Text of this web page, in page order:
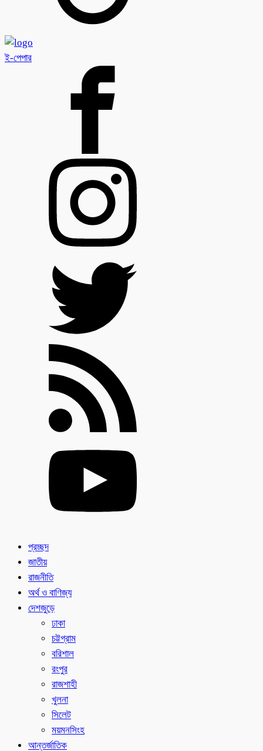
ই-পেপার
প্রচ্ছদ
জাতীয়
রাজনীতি
অর্থ ও বাণিজ্য
দেশজুড়ে
ঢাকা
চট্টগ্রাম
বরিশাল
রংপুর
রাজশাহী
খুলনা
সিলেট
ময়মনসিংহ
আন্তর্জাতিক